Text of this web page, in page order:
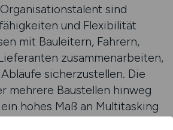
sind
und Flexibilität
mit Bauleitern, Fahrern,
zusammenarbeiten,
sicherzustellen. Die
mehrere Baustellen hinweg
hohes Maß an Multitasking